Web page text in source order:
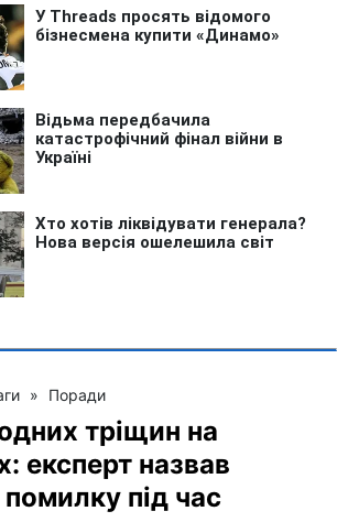
» Поради
тріщин на
експерт назвав
під час